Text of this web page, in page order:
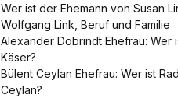
Wer ist der Ehemann von Susan
Wolfgang Link, Beruf und Familie
Alexander Dobrindt Ehefrau: Wer
Käser?
Bülent Ceylan Ehefrau: Wer ist
Ceylan?